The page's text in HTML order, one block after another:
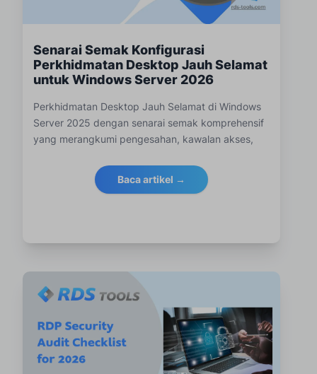
Senarai Semak Konfigurasi
Perkhidmatan Desktop Jauh Selamat
untuk Windows Server 2026
Perkhidmatan Desktop Jauh Selamat di Windows
Server 2025 dengan senarai semak komprehensif
yang merangkumi pengesahan, kawalan akses,
pemantauan RDS.
Baca artikel →